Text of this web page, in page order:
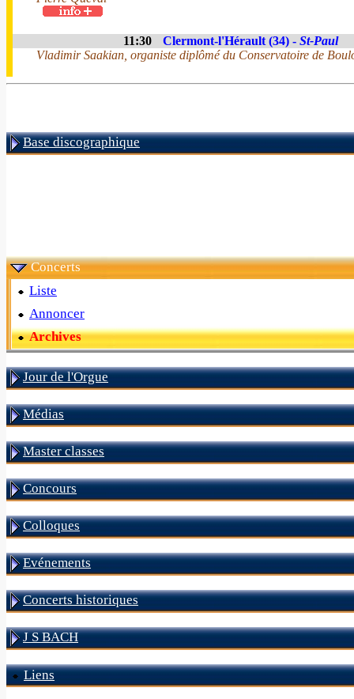
11:30 Clermont-l'Hérault (34) - St-Paul
Vladimir Saakian, organiste diplômé du Conservatoire de
Base discographique
Concerts
Liste
Annoncer
Archives
Jour de l'Orgue
Médias
Master classes
Concours
Colloques
Evénements
Concerts historiques
J S BACH
Liens